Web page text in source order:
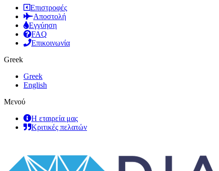
Επιστροφές
Αποστολή
Εγγύηση
FAQ
Επικοινωνία
Greek
Greek
English
Μενού
Η εταιρεία μας
Κριτικές πελατών